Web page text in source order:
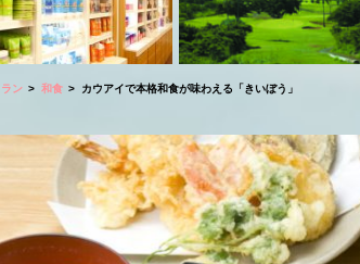
ン 和食 カウアイで本格和食が味わえる「きいぼう」